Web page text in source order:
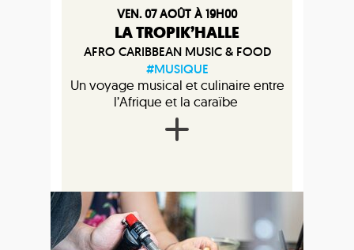
VEN. 07 AOÛT À 19H00
LA TROPIK’HALLE
AFRO CARIBBEAN MUSIC & FOOD
#MUSIQUE
Un voyage musical et culinaire entre
l’Afrique et la caraïbe